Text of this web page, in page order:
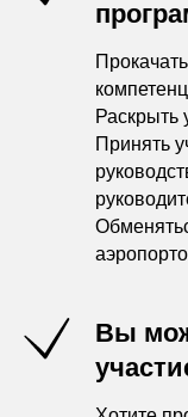
Раскрыть
Принять
Вы